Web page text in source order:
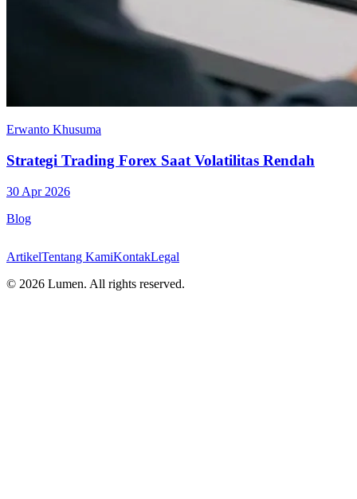
Erwanto Khusuma
Strategi Trading Forex Saat Volatilitas Rendah
30 Apr 2026
Blog
ArtikelTentang KamiKontakLegal
© 2026 Lumen. All rights reserved.